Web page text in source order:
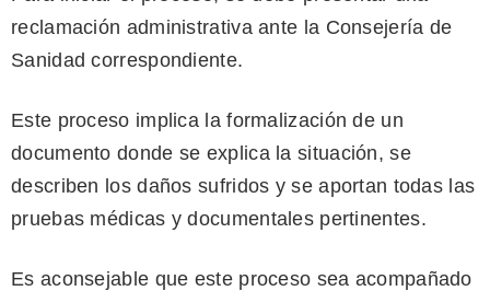
reclamación administrativa ante la Consejería de
Sanidad correspondiente.
Este proceso implica la formalización de un
documento donde se explica la situación, se
describen los daños sufridos y se aportan todas las
pruebas médicas y documentales pertinentes.
Es aconsejable que este proceso sea acompañado